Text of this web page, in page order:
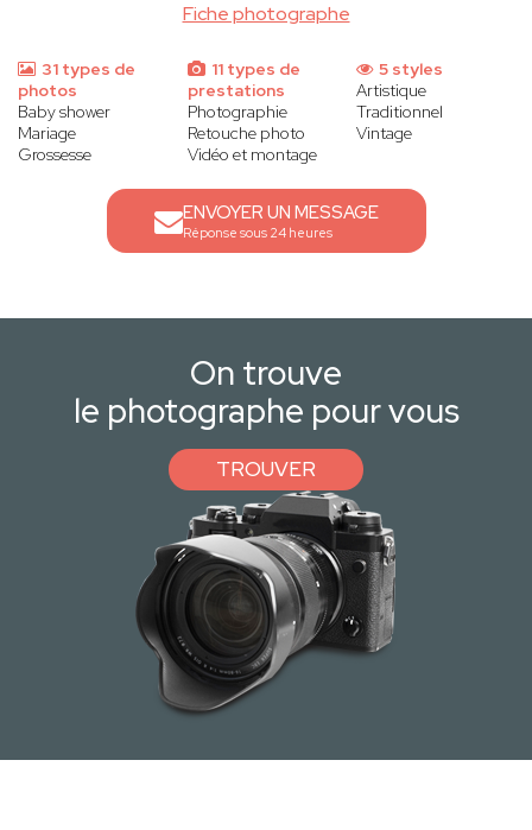
Fiche photographe
31 types de
photos
Baby shower
Mariage
Grossesse
11 types de
prestations
Photographie
Retouche photo
Vidéo et montage
5 styles
Artistique
Traditionnel
Vintage
ENVOYER UN MESSAGE
Réponse sous 24 heures
On trouve
le photographe pour vous
TROUVER